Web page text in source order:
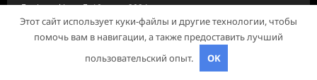
pristroykin_ 18 июля 2024
Авторское право © 2026 Все права зарезервированы.
от AF themes.
Этот сайт использует куки-файлы и другие технологии, чтобы
помочь вам в навигации, а также предоставить лучший
пользовательский опыт.
OK